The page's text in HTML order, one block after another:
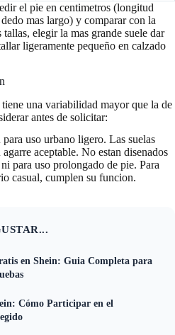
el pie en centimetros (longitud
mas largo) y comparar con la
elegir la mas grande suele dar
ligeramente pequeño en calzado
una variabilidad mayor que la de
antes de solicitar:
uso urbano ligero. Las suelas
aceptable. No estan disenados
para uso prolongado de pie. Para
casual, cumplen su funcion.
en Shein: Guia Completa para
Cómo Participar en el